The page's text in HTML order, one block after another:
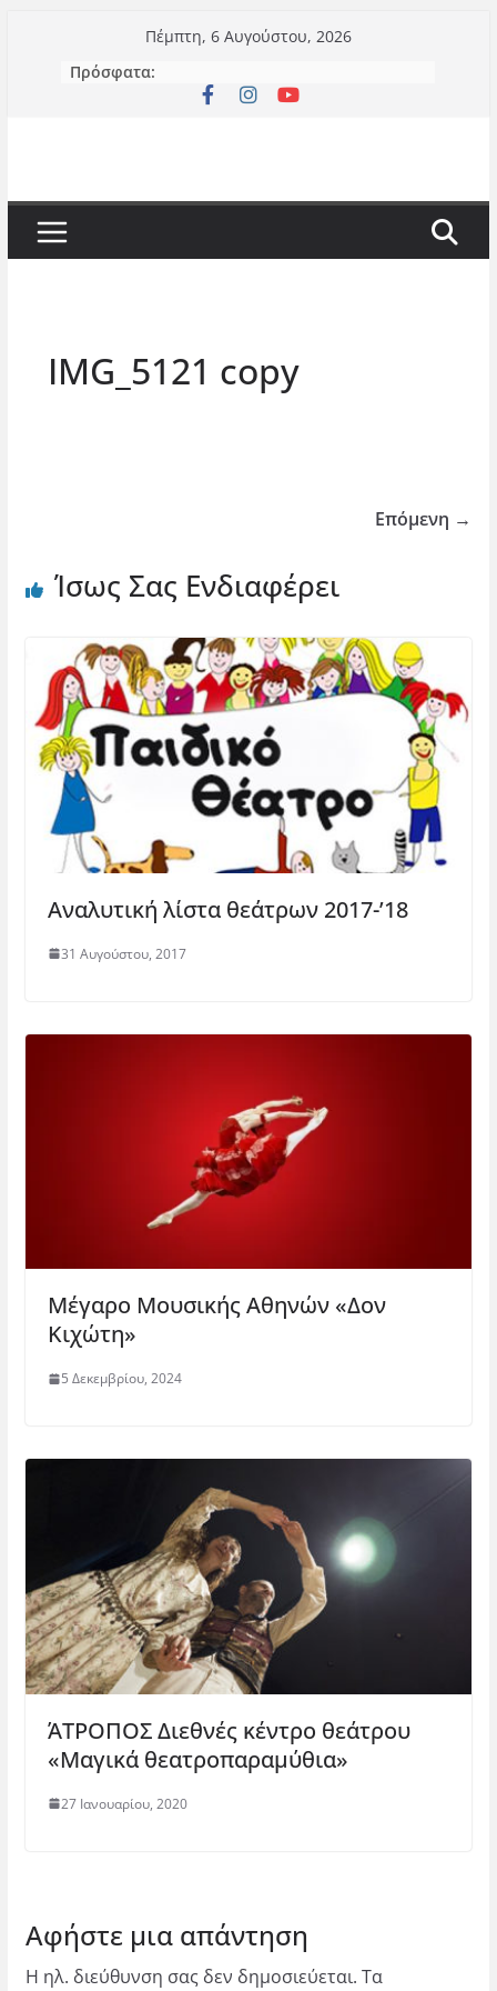
περιεχόμενο
Πέμπτη, 6 Αυγούστου, 2026
Πρόσφατα:
IMG_5121 copy
Επόμενη →
Ίσως Σας Ενδιαφέρει
Αναλυτική λίστα θεάτρων 2017-’18
31 Αυγούστου, 2017
Μέγαρο Μουσικής Αθηνών «Δον
Κιχώτη»
5 Δεκεμβρίου, 2024
ΆΤΡΟΠΟΣ Διεθνές κέντρο θεάτρου
«Μαγικά θεατροπαραμύθια»
27 Ιανουαρίου, 2020
Αφήστε μια απάντηση
Η ηλ. διεύθυνση σας δεν δημοσιεύεται. Τα